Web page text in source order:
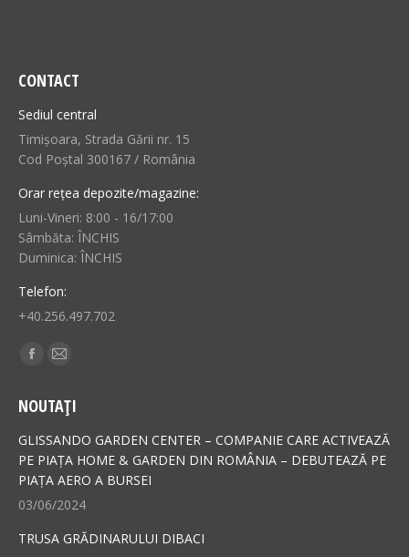
CONTACT
Sediul central
Timișoara, Strada Gării nr. 15
Cod Poștal 300167 / România
Orar rețea depozite/magazine:
Luni-Vineri: 8:00 - 16/17:00
Sâmbăta: ÎNCHIS
Duminica: ÎNCHIS
Telefon:
+40.256.497.702
Find us on:
Facebook
opens
in
new
window
Mail
opens
in
new
window
NOUTAȚI
GLISSANDO GARDEN CENTER – COMPANIE CARE ACTIVEAZĂ
PE PIAȚA HOME & GARDEN DIN ROMÂNIA – DEBUTEAZĂ PE
PIAȚA AERO A BURSEI
03/06/2024
TRUSA GRĂDINARULUI DIBACI